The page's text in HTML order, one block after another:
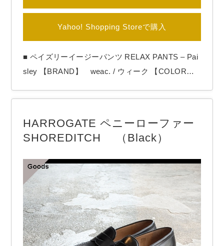
Yahoo! Shopping Storeで購入
■ ペイズリーイージーパンツ RELAX PANTS – Pai
sley 【BRAND】 weac. / ウィーク 【COLOR】
ツ。 weac.定番のイージーパンツ「RELAX PANT
イズリー生地。 肉厚で真冬も安心ですが、ポリ…
HARROGATE ペニーローファー
SHOREDITCH （Black）